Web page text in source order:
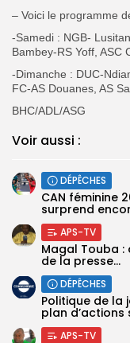
– Voici le programme
-Samedi : NGB-
Bambey-RS Yoff, ASC
-Dimanche : DUC-
FC-AS Douanes, AS
BHC/ADL/ASG
Voir aussi :
DÉPÊCHES
‎CAN féminine
surprend
APS-TV
Magal Touba
de la presse...
DÉPÊCHES
Politique de la
plan d’actions
APS-TV